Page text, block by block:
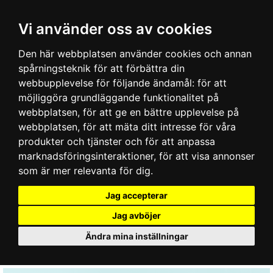
Vi använder oss av cookies
Den här webbplatsen använder cookies och annan
spårningsteknik för att förbättra din
webbupplevelse för följande ändamål: för att
möjliggöra grundläggande funktionalitet på
webbplatsen, för att ge en bättre upplevelse på
webbplatsen, för att mäta ditt intresse för våra
produkter och tjänster och för att anpassa
marknadsföringsinteraktioner, för att visa annonser
som är mer relevanta för dig.
Jag accepterar
Jag avböjer
Ändra mina inställningar